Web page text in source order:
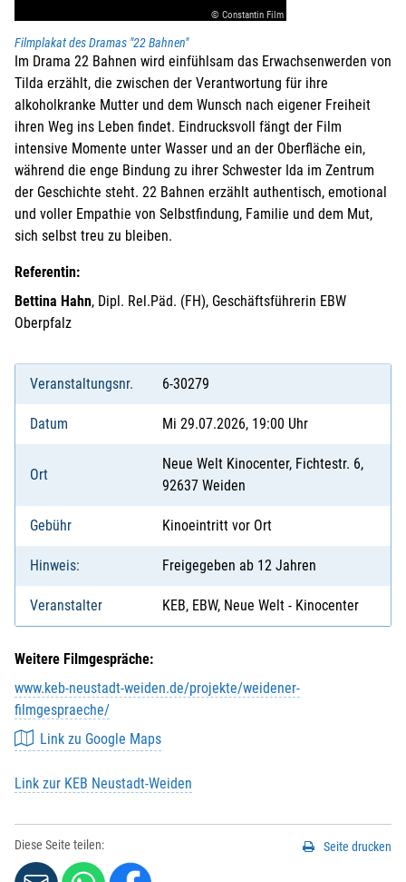
© Constantin Film
Filmplakat des Dramas "22 Bahnen"
Im Drama 22 Bahnen wird einfühlsam das Erwachsenwerden von
Tilda erzählt, die zwischen der Verantwortung für ihre
alkoholkranke Mutter und dem Wunsch nach eigener Freiheit
ihren Weg ins Leben findet. Eindrucksvoll fängt der Film
intensive Momente unter Wasser und an der Oberfläche ein,
während die enge Bindung zu ihrer Schwester Ida im Zentrum
der Geschichte steht. 22 Bahnen erzählt authentisch, emotional
und voller Empathie von Selbstfindung, Familie und dem Mut,
sich selbst treu zu bleiben.
Referentin:
Bettina Hahn, Dipl. Rel.Päd. (FH), Geschäftsführerin EBW
Oberpfalz
Veranstaltungsnr. 6-30279
Datum Mi 29.07.2026, 19:00 Uhr
Ort
Neue Welt Kinocenter, Fichtestr. 6,
92637 Weiden
Gebühr Kinoeintritt vor Ort
Hinweis: Freigegeben ab 12 Jahren
Veranstalter KEB, EBW, Neue Welt - Kinocenter
Weitere Filmgespräche:
www.keb-neustadt-weiden.de/projekte/weidener-
filmgespraeche/
Link zu Google Maps
Link zur KEB Neustadt-Weiden
Diese Seite teilen: Seite drucken